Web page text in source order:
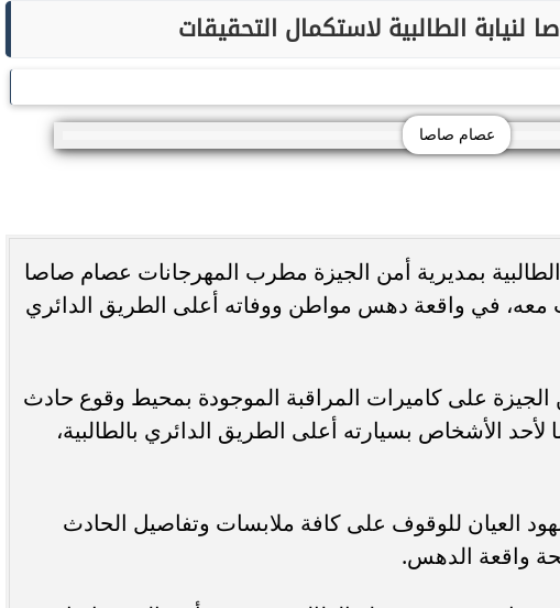
الطالبية لاستكمال التحقيقات
عصام صاصا
بمديرية أمن الجيزة مطرب المهرجانات عصام صاصا
معه، في واقعة دهس مواطن ووفاته أعلى الطريق الدائري
الجيزة على كاميرات المراقبة الموجودة بمحيط وقوع حادث
الأشخاص بسيارته أعلى الطريق الدائري بالطالبية،
العيان للوقوف على كافة ملابسات وتفاصيل الحادث
واقعة الدهس.